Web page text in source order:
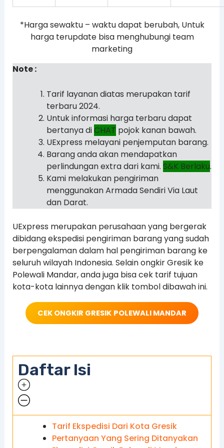
*Harga sewaktu – waktu dapat berubah, Untuk
harga terupdate bisa menghubungi team
marketing
Note :
Tarif layanan diatas merupakan tarif
terbaru 2024.
Untuk informasi harga terbaru dapat
bertanya diCHAT pojok kanan bawah.
UExpress melayani penjemputan barang.
Barang anda akan mendapatkan
perlindungan extra dari kami. S&K Berlaku.
Kami melakukan pengiriman
menggunakan Armada Sendiri Via Laut
dan Darat.
UExpress merupakan perusahaan yang bergerak
dibidang ekspedisi pengiriman barang yang sudah
berpengalaman dalam hal pengiriman barang ke
seluruh wilayah Indonesia. Selain ongkir Gresik ke
Polewali Mandar, anda juga bisa cek tarif tujuan
kota-kota lainnya dengan klik tombol dibawah ini.
CEK ONGKIR GRESIK POLEWALI MANDAR
Daftar Isi
Tarif Ekspedisi Dari Kota Gresik
Pertanyaan Yang Sering Ditanyakan